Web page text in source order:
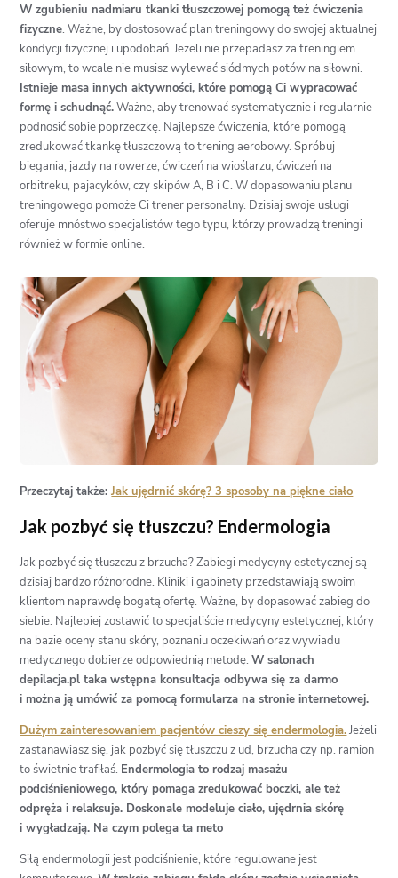
W zgubieniu nadmiaru tkanki tłuszczowej pomogą też ćwiczenia
fizyczne. Ważne, by dostosować plan treningowy do swojej aktualnej
kondycji fizycznej i upodobań. Jeżeli nie przepadasz za treningiem
siłowym, to wcale nie musisz wylewać siódmych potów na siłowni.
Istnieje masa innych aktywności, które pomogą Ci wypracować
formę i schudnąć.Ważne, aby trenować systematycznie i regularnie
podnosić sobie poprzeczkę. Najlepsze ćwiczenia, które pomogą
zredukować tkankę tłuszczową to trening aerobowy. Spróbuj
biegania, jazdy na rowerze, ćwiczeń na wioślarzu, ćwiczeń na
orbitreku, pajacyków, czy skipów A, B i C. W dopasowaniu planu
treningowego pomoże Ci trener personalny. Dzisiaj swoje usługi
oferuje mnóstwo specjalistów tego typu, którzy prowadzą treningi
również w formie online.
Przeczytaj także:Jak ujędrnić skórę? 3 sposoby na piękne ciało
Jak pozbyć się tłuszczu? Endermologia
Jak pozbyć się tłuszczu z brzucha? Zabiegi medycyny estetycznej są
dzisiaj bardzo różnorodne. Kliniki i gabinety przedstawiają swoim
klientom naprawdę bogatą ofertę. Ważne, by dopasować zabieg do
siebie. Najlepiej zostawić to specjaliście medycyny estetycznej, który
na bazie oceny stanu skóry, poznaniu oczekiwań oraz wywiadu
medycznego dobierze odpowiednią metodę.W salonach
depilacja.pl taka wstępna konsultacja odbywa się za darmo
i można ją umówić za pomocą formularza na stronie internetowej.
Dużym zainteresowaniem pacjentów cieszy się endermologia.Jeżeli
zastanawiasz się, jak pozbyć się tłuszczu z ud, brzucha czy np. ramion
to świetnie trafiłaś. Endermologia to rodzaj masażu
podciśnieniowego, który pomaga zredukować boczki, ale też
odpręża i relaksuje. Doskonale modeluje ciało, ujędrnia skórę
i wygładzają. Na czym polega ta meto
Siłą endermologii jest podciśnienie, które regulowane jest